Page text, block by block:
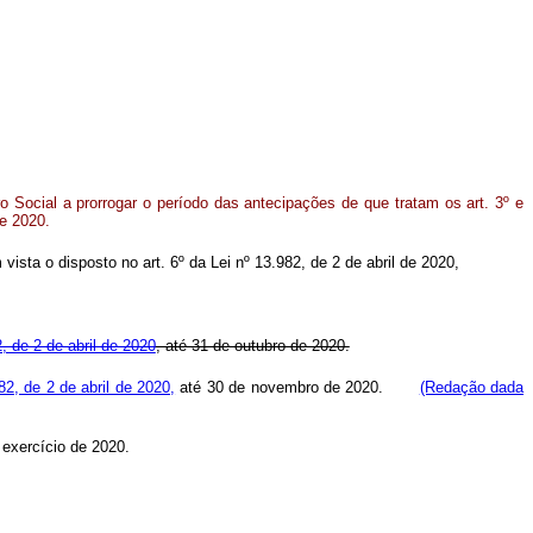
Social a prorrogar o período das antecipações de que tratam os art. 3º e
2020.
o disposto no art. 6º da Lei nº 13.982, de 2 de abril de 2020,
de 2 de abril de 2020, até 31 de outubro de 2020.
de 2 de abril de 2020, até 30 de novembro de 2020. (Redação dada
de 2020.